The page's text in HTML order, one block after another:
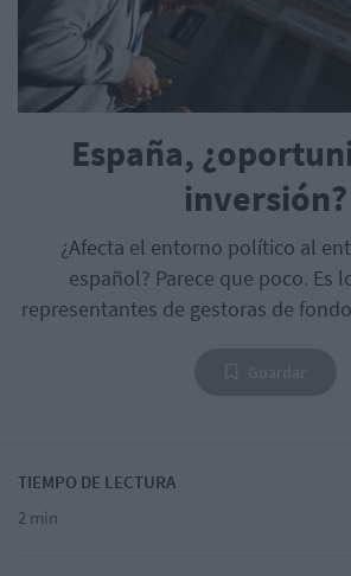
España,
inversión?
¿Afecta el entorno político al
español? Parece que poco. Es
representantes de gestoras de
TIEMPO DE LECTURA
2 min